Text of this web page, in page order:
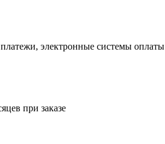
электронные системы оплаты
при заказе